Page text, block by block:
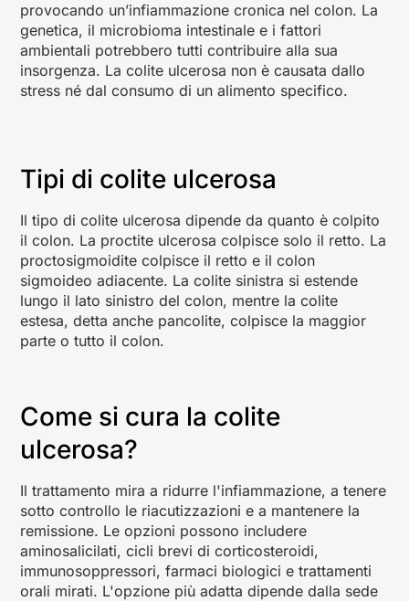
provocando un’infiammazione cronica nel colon. La
genetica, il microbioma intestinale e i fattori
ambientali potrebbero tutti contribuire alla sua
insorgenza. La colite ulcerosa non è causata dallo
stress né dal consumo di un alimento specifico.
Tipi di colite ulcerosa
Il tipo di colite ulcerosa dipende da quanto è colpito
il colon. La proctite ulcerosa colpisce solo il retto. La
proctosigmoidite colpisce il retto e il colon
sigmoideo adiacente. La colite sinistra si estende
lungo il lato sinistro del colon, mentre la colite
estesa, detta anche pancolite, colpisce la maggior
parte o tutto il colon.
Come si cura la colite
ulcerosa?
Il trattamento mira a ridurre l'infiammazione, a tenere
sotto controllo le riacutizzazioni e a mantenere la
remissione. Le opzioni possono includere
aminosalicilati, cicli brevi di corticosteroidi,
immunosoppressori, farmaci biologici e trattamenti
orali mirati. L'opzione più adatta dipende dalla sede